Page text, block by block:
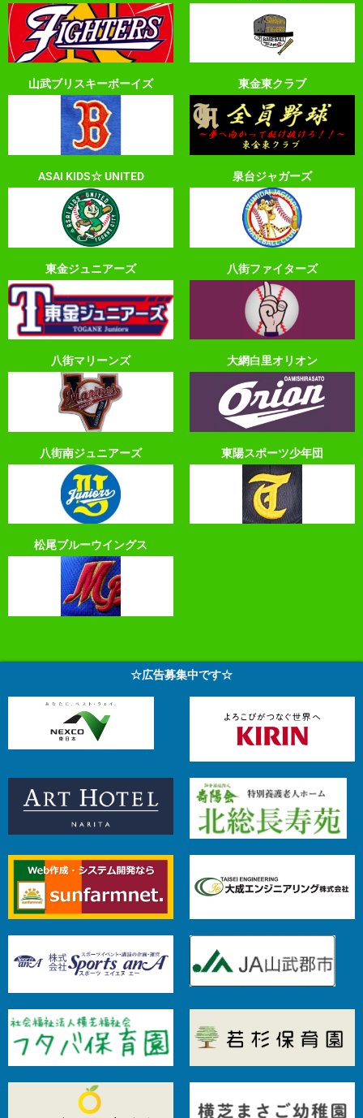
山武ブリスキーボーイズ 東金東クラブ
ASAI KIDS☆ UNITED 泉台ジャガーズ
東金ジュニアーズ 八街ファイターズ
八街マリーンズ 大網白里オリオン
八街南ジュニアーズ 東陽スポーツ少年団
松尾ブルーウイングス
☆広告募集中です☆